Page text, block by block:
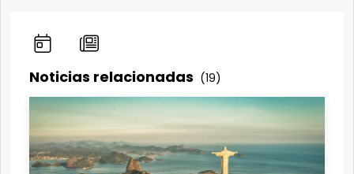
Noticias relacionadas (19)